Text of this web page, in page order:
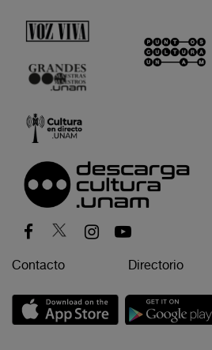
Contacto Directorio